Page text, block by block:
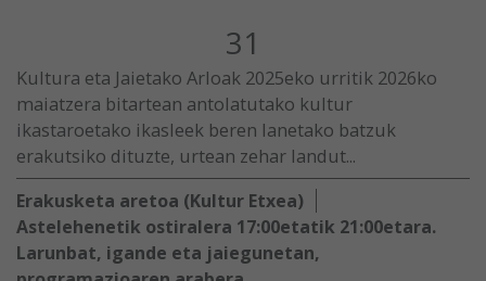
31
Kultura eta Jaietako Arloak 2025eko urritik 2026ko
maiatzera bitartean antolatutako kultur
ikastaroetako ikasleek beren lanetako batzuk
erakutsiko dituzte, urtean zehar landut...
Erakusketa aretoa (Kultur Etxea)
Astelehenetik ostiralera 17:00etatik 21:00etara.
Larunbat, igande eta jaiegunetan,